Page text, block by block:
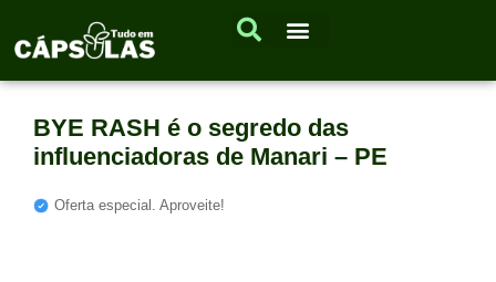
BYE RASH é o segredo das
influenciadoras de Manari – PE
Oferta especial. Aproveite!